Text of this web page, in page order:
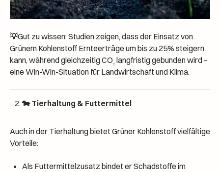
💡Gut zu wissen: Studien zeigen, dass der Einsatz von
Grünem Kohlenstoff Ernteerträge um bis zu 25% steigern
kann, während gleichzeitig CO₂ langfristig gebunden wird –
eine Win-Win-Situation für Landwirtschaft und Klima.
🐄 Tierhaltung & Futtermittel
Auch in der Tierhaltung bietet Grüner Kohlenstoff vielfältige
Vorteile:
Als Futtermittelzusatz bindet er Schadstoffe im